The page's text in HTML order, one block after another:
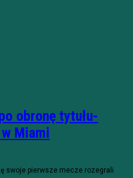
obronę tytułu-
Miami
swoje pierwsze mecze rozegrali